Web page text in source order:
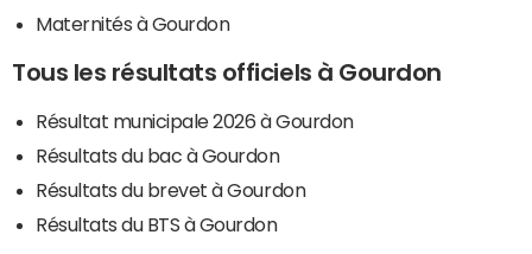
Maternités à Gourdon
Tous les résultats officiels à Gourdon
Résultat municipale 2026 à Gourdon
Résultats du bac à Gourdon
Résultats du brevet à Gourdon
Résultats du BTS à Gourdon